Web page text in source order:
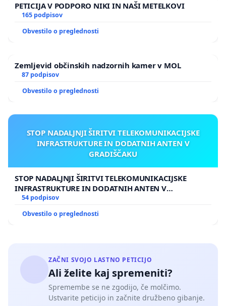
PETICIJA V PODPORO NIKI IN NAŠI METELKOVI
165 podpisov
Obvestilo o preglednosti
Zemljevid občinskih nadzornih kamer v MOL
87 podpisov
Obvestilo o preglednosti
STOP NADALJNJI ŠIRITVI TELEKOMUNIKACIJSKE
INFRASTRUKTURE IN DODATNIH ANTEN V
GRADIŠČAKU
STOP NADALJNJI ŠIRITVI TELEKOMUNIKACIJSKE
INFRASTRUKTURE IN DODATNIH ANTEN V
GRADIŠČAKU
54 podpisov
Obvestilo o preglednosti
ZAČNI SVOJO LASTNO PETICIJO
Ali želite kaj spremeniti?
Spremembe se ne zgodijo, če molčimo.
Ustvarite peticijo in začnite družbeno gibanje.